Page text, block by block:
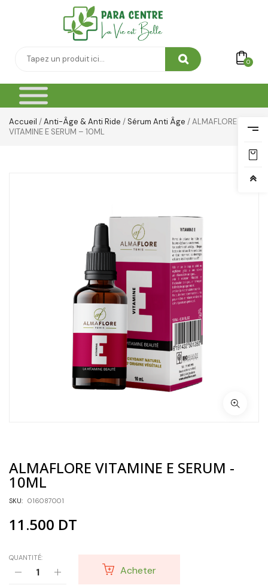
0
Accueil /Anti-Âge & Anti Ride /Sérum Anti Âge / ALMAFLORE
VITAMINE E SERUM – 10ML
ALMAFLORE VITAMINE E SERUM -
10ML
SKU: 016087001
11.500 DT
QUANTITÉ:
Acheter